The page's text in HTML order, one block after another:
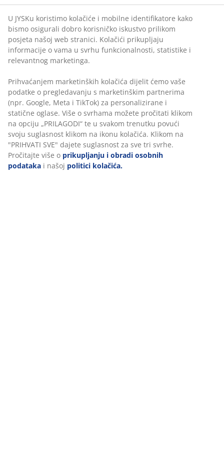
U JYSKu koristimo kolačiće i mobilne identifikatore kako
bismo osigurali dobro korisničko iskustvo prilikom
posjeta našoj web stranici. Kolačići prikupljaju
informacije o vama u svrhu funkcionalnosti, statistike i
relevantnog marketinga.
Prihvaćanjem marketinških kolačića dijelit ćemo vaše
podatke o pregledavanju s marketinškim partnerima
(npr. Google, Meta i TikTok) za personalizirane i
statične oglase. Više o svrhama možete pročitati klikom
na opciju „PRILAGODI“ te u svakom trenutku povući
svoju suglasnost klikom na ikonu kolačića. Klikom na
"PRIHVATI SVE" dajete suglasnost za sve tri svrhe.
Pročitajte više o prikupljanju i obradi osobnih
podataka i našoj politici kolačića.